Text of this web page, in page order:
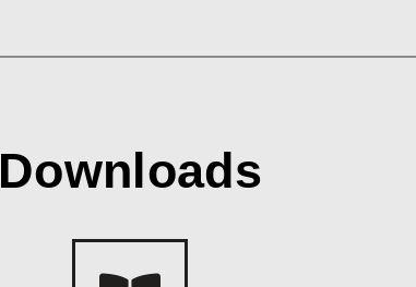
Downloads